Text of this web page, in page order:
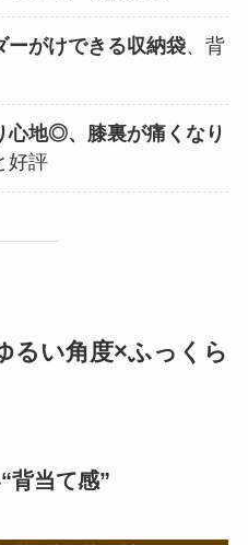
ーがけできる収納袋、背
心地◎、膝裏が痛くなり
好評
るい角度×ふっくら
背当て感”